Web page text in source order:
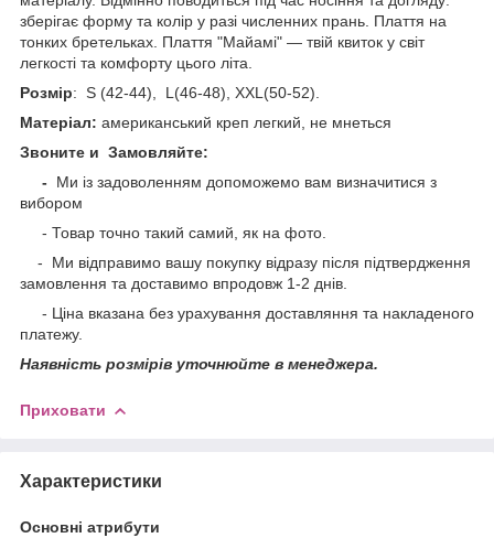
зберігає форму та колір у разі численних прань. Плаття на
тонких бретельках. Плаття "Майамі" — твій квиток у світ
легкості та комфорту цього літа.
Розмір: S (42-44), L(46-48), XXL(50-52).
Матеріал: американський креп легкий, не мнеться
Звоните и Замовляйте:
-
Ми із задоволенням допоможемо вам визначитися з
вибором
- Товар точно такий самий, як на фото.
- Ми відправимо вашу покупку відразу після підтвердження
замовлення та доставимо впродовж 1-2 днів.
- Ціна вказана без урахування доставляння та накладеного
платежу.
Наявність розмірів уточнюйте в менеджера.
Приховати
Характеристики
Основні атрибути